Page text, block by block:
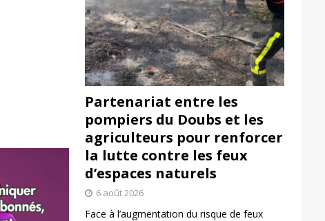
Partenariat entre les
pompiers du Doubs et les
agriculteurs pour renforcer
la lutte contre les feux
d’espaces naturels
6 août 2026
Face à l’augmentation du risque de feux